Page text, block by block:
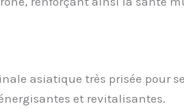
asiatique très prisée pour
et revitalisantes.